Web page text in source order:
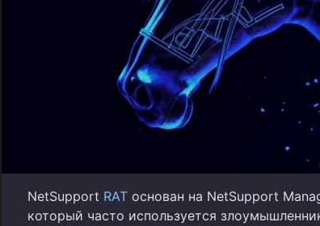
NetSupport RAT основан на NetSupport
который часто используется